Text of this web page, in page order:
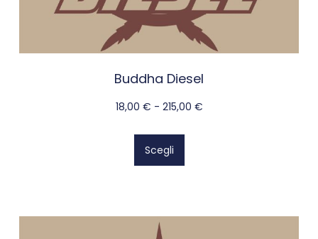
Buddha Diesel
18,00 € - 215,00 €
Scegli